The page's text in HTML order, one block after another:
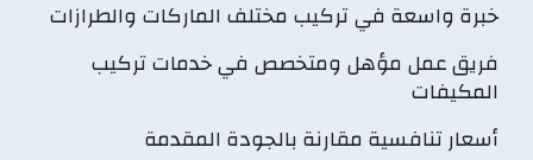
خبرة واسعة في تركيب مختلف الماركات والطرازات
فريق عمل مؤهل ومتخصص في خدمات تركيب
المكيفات
أسعار تنافسية مقارنة بالجودة المقدمة